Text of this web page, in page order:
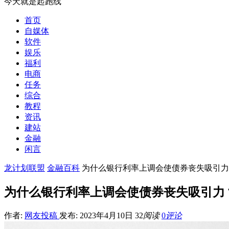
首页
自媒体
软件
娱乐
福利
电商
任务
综合
教程
资讯
建站
金融
闲言
龙计划联盟 金融百科 为什么银行利率上调会使债券丧失吸引
为什么银行利率上调会使债券丧失吸引力
作者: 网友投稿 发布: 2023年4月10日 32阅读 0评论